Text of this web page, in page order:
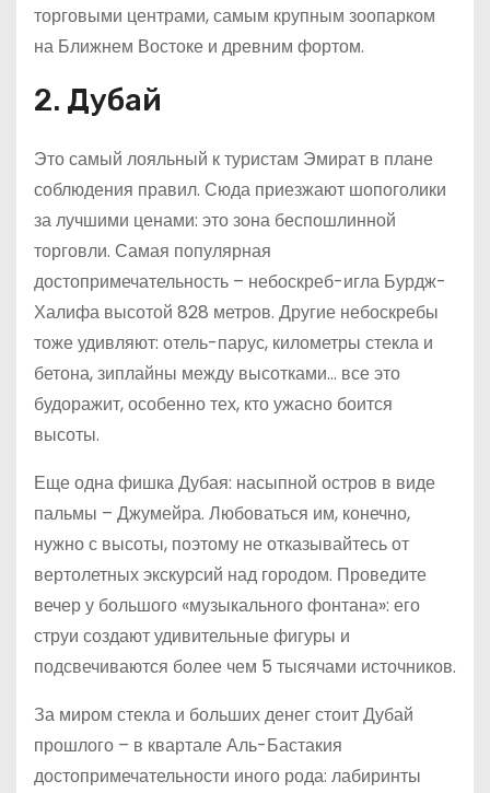
торговыми центрами, самым крупным зоопарком
на Ближнем Востоке и древним фортом.
2. Дубай
Это самый лояльный к туристам Эмират в плане
соблюдения правил. Сюда приезжают шопоголики
за лучшими ценами: это зона беспошлинной
торговли. Самая популярная
достопримечательность – небоскреб-игла Бурдж-
Халифа высотой 828 метров. Другие небоскребы
тоже удивляют: отель-парус, километры стекла и
бетона, зиплайны между высотками… все это
будоражит, особенно тех, кто ужасно боится
высоты.
Еще одна фишка Дубая: насыпной остров в виде
пальмы – Джумейра. Любоваться им, конечно,
нужно с высоты, поэтому не отказывайтесь от
вертолетных экскурсий над городом. Проведите
вечер у большого «музыкального фонтана»: его
струи создают удивительные фигуры и
подсвечиваются более чем 5 тысячами источников.
За миром стекла и больших денег стоит Дубай
прошлого – в квартале Аль-Бастакия
достопримечательности иного рода: лабиринты